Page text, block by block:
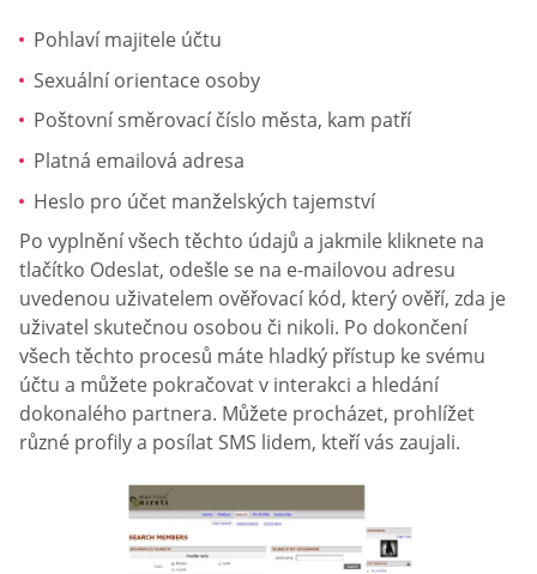
Pohlaví majitele účtu
Sexuální orientace osoby
Poštovní směrovací číslo města, kam patří
Platná emailová adresa
Heslo pro účet manželských tajemství
Po vyplnění všech těchto údajů a jakmile kliknete na
tlačítko Odeslat, odešle se na e-mailovou adresu
uvedenou uživatelem ověřovací kód, který ověří, zda je
uživatel skutečnou osobou či nikoli. Po dokončení
všech těchto procesů máte hladký přístup ke svému
účtu a můžete pokračovat v interakci a hledání
dokonalého partnera. Můžete procházet, prohlížet
různé profily a posílat SMS lidem, kteří vás zaujali.